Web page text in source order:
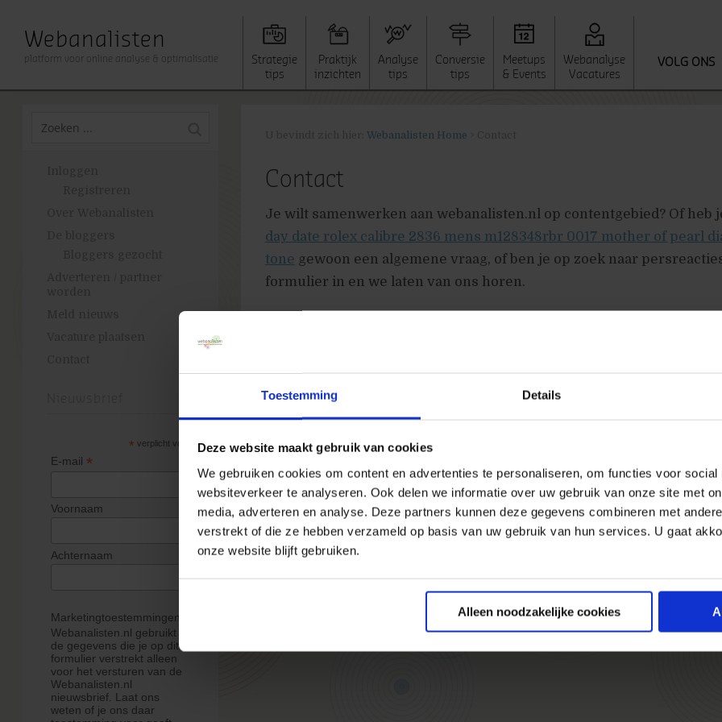
Toestemming Details
Deze website maakt gebruik van cookies
We gebruiken cookies om content en advertenties te personaliseren, om functies voor social
websiteverkeer te analyseren. Ook delen we informatie over uw gebruik van onze site met
media, adverteren en analyse. Deze partners kunnen deze gegevens combineren met
verstrekt of die ze hebben verzameld op basis van uw gebruik van hun services. U gaat
onze website blijft gebruiken.
Alleen noodzakelijke cookies
Webanalisten
platform voor online analyse & optimalisatie
Strategie
tips
Praktijk
inzichten
Analyse
tips
Conversie
tips
Meetups
& Events
Webanalyse
Vacatures
VOLG ONS
* verplicht veld
E-mail *
Voornaam
Achternaam
Marketingtoestemmingen
Webanalisten.nl gebruikt
de gegevens die je op dit
formulier verstrekt alleen
voor het versturen van de
Webanalisten.nl
nieuwsbrief. Laat ons
weten of je ons daar
Webanalisten Home
Contact
Je wilt samenwerken aan webanalisten.nl op contentgebied? Of heb
day date rolex calibre 2836 mens m128348rbr 0017 mother of pearl
tone gewoon een algemene vraag, of ben je op zoek naar
formulier in en we laten van ons horen.
© 2026Webanalisten.nl Contact
Proclaimer / privacy / cookies
Gebouwd door Online Boswachters